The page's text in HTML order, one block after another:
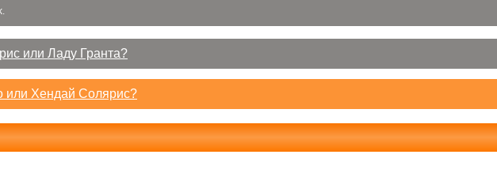
или Ладу Гранта?
или Хендай Солярис?